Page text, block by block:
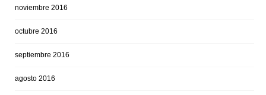
noviembre 2016
octubre 2016
septiembre 2016
agosto 2016